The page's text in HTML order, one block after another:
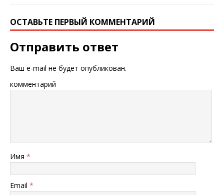
ОСТАВЬТЕ ПЕРВЫЙ КОММЕНТАРИЙ
Отправить ответ
Ваш e-mail не будет опубликован.
комментарий
Имя *
Email *